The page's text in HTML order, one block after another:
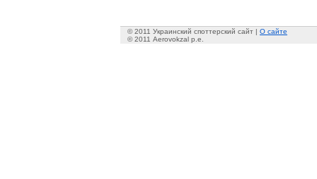
© 2011 Украинский споттерский сайт | О сайте
© 2011 Aerovokzal p.e.